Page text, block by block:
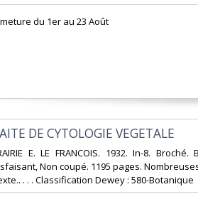
du 1er au 23 Août‎
DE CYTOLOGIE VEGETALE‎
E. LE FRANCOIS. 1932. In-8.
Non coupé. 1195 pages.
. . . Classification Dewey : 580-Botanique‎